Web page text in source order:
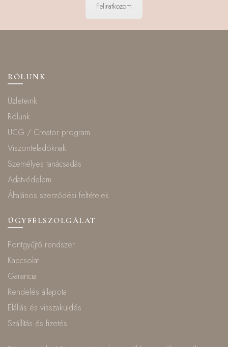
Feliratkozom
RÓLUNK
Üzleteink
Rólunk
UCG / Creator program
Viszonteladóknak
Személyes tanácsadás
Adatvédelem
Általános szerződési feltételek
ÜGYFÉLSZOLGÁLAT
Pontgyűjtő rendszer
Kapcsolat
Garancia
Rendelés állapota
Elállás és visszaküldés
Szállítás és fizetés